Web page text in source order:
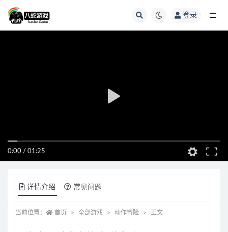
登录
0:00 / 01:25
详情介绍 常见问题
当前位置： 首页 全部游戏 动作冒险 正文